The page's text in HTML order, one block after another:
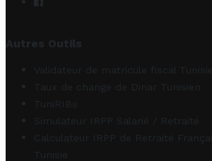
Autres Outils
Validateur de matricule fiscal Tunisie
Taux de change de Dinar Tunisien
TuniRIBs
Simulateur IRPP Salarié / Retraité
Calculateur IRPP de Retraité
Tunisie